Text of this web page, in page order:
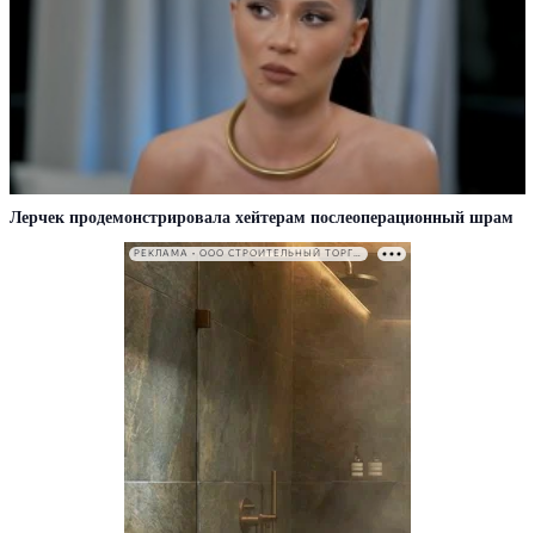
Лерчек продемонстрировала хейтерам послеоперационный шрам
РЕКЛАМА • ООО СТРОИТЕЛЬНЫЙ ТОРГОВЫЙ ДОМ «ПЕТРОВИЧ». ИНН: 7802348846